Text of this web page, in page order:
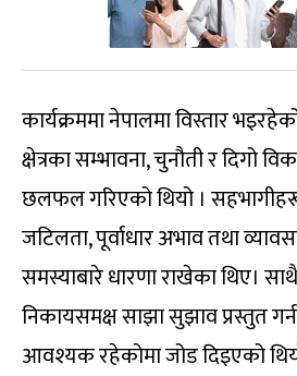
कार्यक्रममा नेपालमा विस्तार
क्षेत्रका सम्भावना, चुनौती र दिगो
छलफल गरिएको थियो ।
जटिलता, पूर्वाधार अभाव तथा
समस्याबारे धारणा राखेका थिए।
निकायसमक्ष साझा सुझाव प्रस्तुत
आवश्यक रहेकोमा जोड दिइएको